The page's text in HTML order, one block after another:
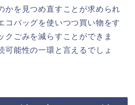
かを見つめ直すことが求められ
コバッグを使いつつ買い物をす
クごみを減らすことができま
可能性の一環と言えるでしょ